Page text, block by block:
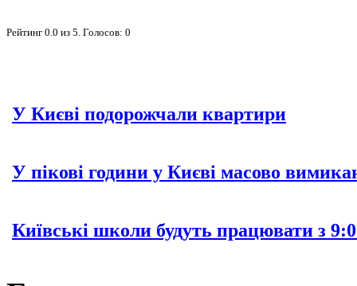
Рейтинг 0.0 из 5. Голосов: 0
У Києві подорожчали квартири
У пікові години у Києві масово
Київські школи будуть працювати з